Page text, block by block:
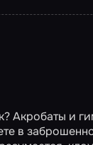
Акробаты и
в